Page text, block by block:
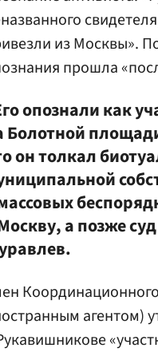
из Москвы».
прошла
опознали как
Болотной
он толкал
а позже
агентом)